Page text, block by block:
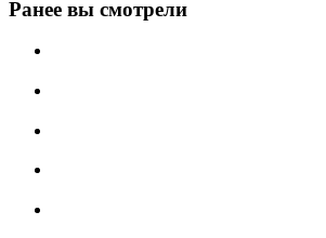
Ранее вы смотрели